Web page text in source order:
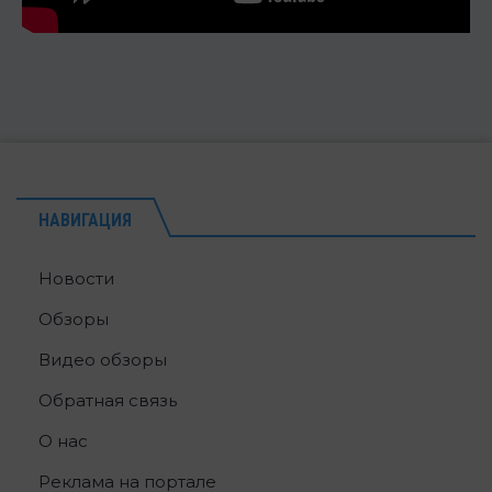
НАВИГАЦИЯ
Новости
Обзоры
Видео обзоры
Обратная связь
О нас
Реклама на портале